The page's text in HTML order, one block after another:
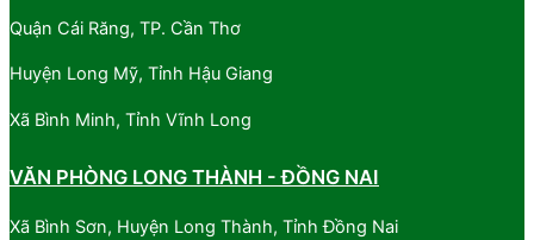
Quận Cái Răng, TP. Cần Thơ
Huyện Long Mỹ, Tỉnh Hậu Giang
Xã Bình Minh, Tỉnh Vĩnh Long
VĂN PHÒNG LONG THÀNH - ĐỒNG NAI
Xã Bình Sơn, Huyện Long Thành, Tỉnh Đồng Nai